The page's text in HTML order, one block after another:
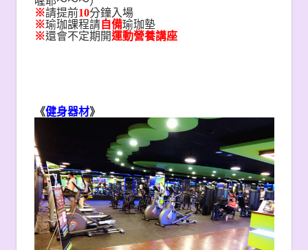
※請提前10分鐘入場
※瑜珈課程請自備瑜珈墊
※還會不定期開運動營養講座
《健身器材》